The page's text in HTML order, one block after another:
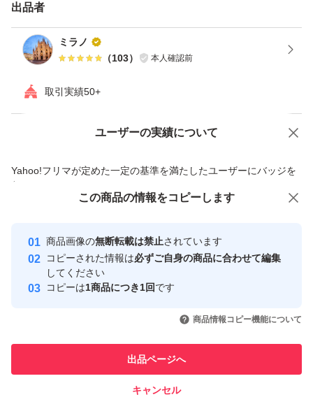
出品者
ミラノ
（103） 本人確認前
取引実績50+
ユーザーの実績について
Yahoo!フリマが定めた一定の基準を満たしたユーザーにバッジを
付与しています
安心取引出品者
心・安全なユーザーです
取引実績
引を完了させた実績があります
での取引実績があります
価格の相談 商品への質問
この商品の情報をコピーします
商品画像の無断転載は禁止されています
コピーされた情報は必ずご自身の商品に合わせて編集
してください
コピーは1商品につき1回です
商品情報コピー機能について
出品ページへ
キャンセル
この商品をみている人にオススメ